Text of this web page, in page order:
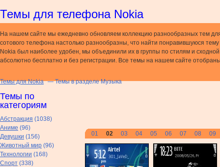
Темы для телефона Nokia
На нашем сайте мы ежедневно обновляем коллекцию разнообразных тем
сотового телефона настолько разнообразны, что найти понравившуюся
Nokia был наиболее удобен, мы объединили их в группы по стилям и
абсолютно бесплатно и без регистрации. Все темы на нашем сайте
Темы для Nokia — Темы в разделе Музыка
01 02 03 04 05 06 07 08 09
Темы по
категориям
Абстракция (1038)
Аниме (96)
Девушки (156)
Животный мир (96)
Технологии (168)
Спорт (338)